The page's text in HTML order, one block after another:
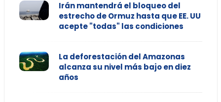
Irán mantendrá el bloqueo del
estrecho de Ormuz hasta que EE. UU
acepte "todas" las condiciones
La deforestación del Amazonas
alcanza su nivel más bajo en diez
años